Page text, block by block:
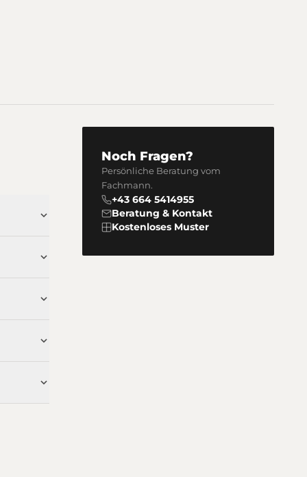
Noch Fragen?
Persönliche Beratung vom
Fachmann.
+43 664 5414955
Beratung & Kontakt
Kostenloses Muster